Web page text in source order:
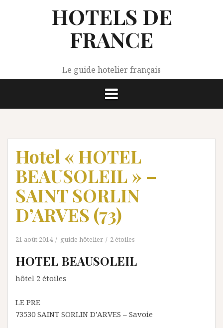
HOTELS DE
FRANCE
Le guide hotelier français
Hotel « HOTEL
BEAUSOLEIL » –
SAINT SORLIN
D’ARVES (73)
21 août 2014 guide hôtelier 2 étoiles
HOTEL BEAUSOLEIL
hôtel 2 étoiles
LE PRE
73530 SAINT SORLIN D’ARVES – Savoie